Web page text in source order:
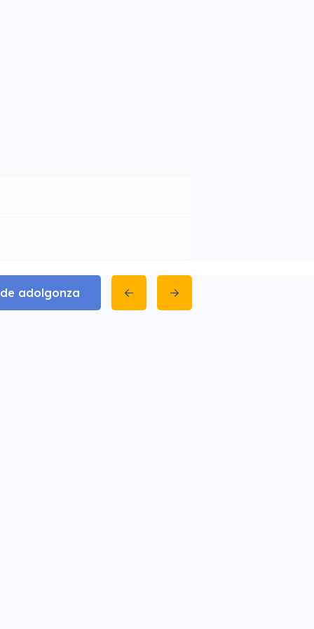
adolgonza